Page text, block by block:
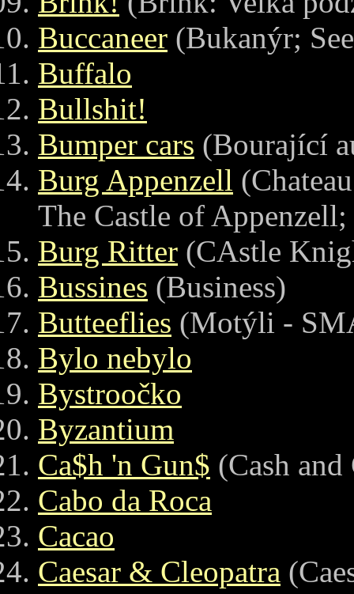
Buccaneer (Bukanýr;
Buffalo
Bullshit!
Bumper cars (Bourající
Burg Appenzell
The Castle of
Burg Ritter (CAstle
Bussines (Business)
Butteeflies (Motýli -
Bylo nebylo
Bystroočko
Byzantium
Ca$h 'n Gun$ (Cash
Cabo da Roca
Cacao
Caesar & Cleopatra